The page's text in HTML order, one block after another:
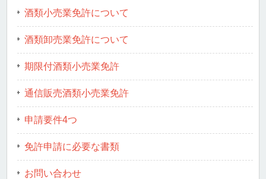
酒類小売業免許について
酒類卸売業免許について
期限付酒類小売業免許
通信販売酒類小売業免許
申請要件4つ
免許申請に必要な書類
お問い合わせ